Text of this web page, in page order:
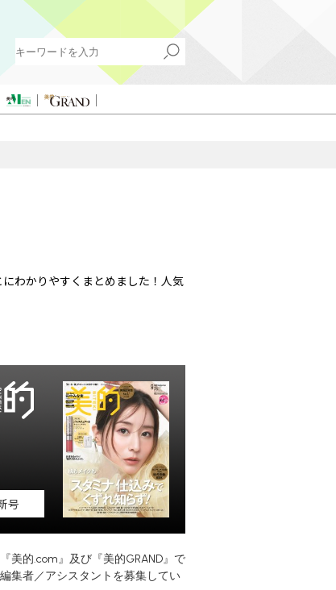
わかりやすくまとめました！人気
号
『美的.com』及び『美的GRAND』で
集者／アシスタントを募集してい